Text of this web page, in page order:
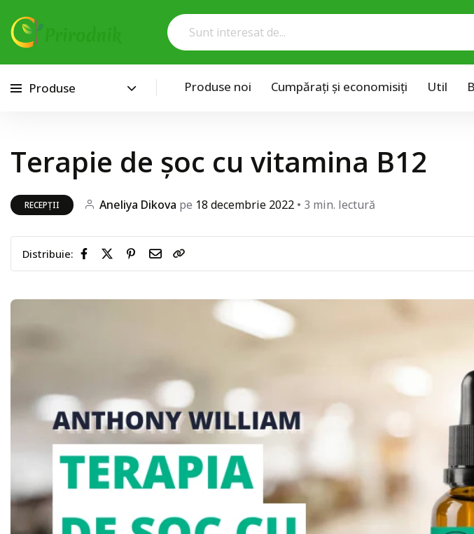
Produse Produse noi Cumpărați și economisiți Util
Terapie de șoc cu vitamina B12
RECEPȚII Aneliya Dikova pe 18 decembrie 2022 • 3 min. lectură
Distribuie: